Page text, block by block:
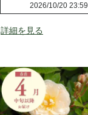
2026/10/20 23:59
詳細を見る